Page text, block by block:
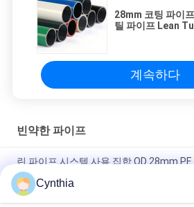
28mm 코팅 파이
틸 파이프 Lean
계속하다
빈약한 파이프
린 파이프 시스템 사용 집합 OD 28mm
기술 릴빙 린 튜브
고품질의 코끼리 PE 얇은 파이프
Cynthia